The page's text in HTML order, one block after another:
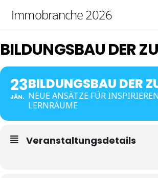
Immobranche 2026
BILDUNGSBAU DER
23
JÄN.
BILDUNGSBAU DER
NEUE ANSÄTZE FÜR
LERNRÄUME
Veranstaltungsdetails